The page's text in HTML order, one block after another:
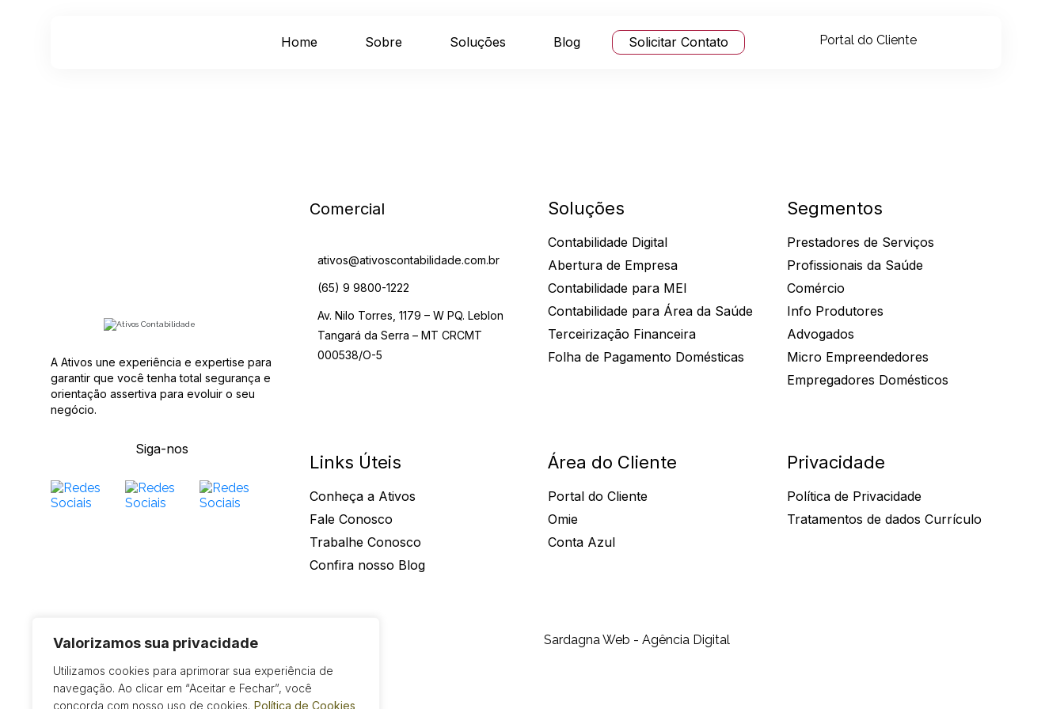
Valorizamos sua privacidade
Utilizamos cookies para aprimorar sua experiência de
navegação. Ao clicar em “Aceitar e Fechar”, você
concorda com nosso uso de cookies. Política de Cookies
Home Sobre Soluções Blog Solicitar Contato Portal do Cliente
A Ativos une experiência e expertise para
garantir que você tenha total segurança e
orientação assertiva para evoluir o seu
negócio.
Siga-nos
Comercial
ativos@ativoscontabilidade.com.br
(65) 9 9800-1222
Av. Nilo Torres, 1179 – W PQ. Leblon
Tangará da Serra – MT CRCMT
000538/O-5
Soluções
Contabilidade Digital
Abertura de Empresa
Contabilidade para MEI
Contabilidade para Área da Saúde
Terceirização Financeira
Folha de Pagamento Domésticas
Segmentos
Prestadores de Serviços
Profissionais da Saúde
Comércio
Info Produtores
Advogados
Micro Empreendedores
Empregadores Domésticos
Links Úteis
Conheça a Ativos
Fale Conosco
Trabalhe Conosco
Confira nosso Blog
Área do Cliente
Portal do Cliente
Omie
Conta Azul
Privacidade
Política de Privacidade
Tratamentos de dados Currículo
Ativos Contabilidade - 2026 - Todos os Direitos Reservados Sardagna Web - Agência Digital